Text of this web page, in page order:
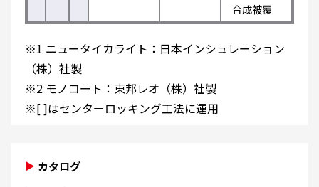
合成被覆
※1 ニュータイカライト：日本インシュレーション
（株）社製
※2 モノコート：東邦レオ（株）社製
※[ ]はセンターロッキング工法に運用
カタログ